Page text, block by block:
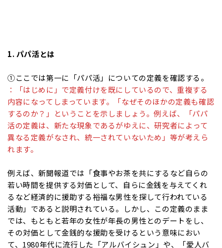
1. パパ活とは
①ここでは第一に「パパ活」についての定義を確認する。
：「はじめに」で定義付けを既にしているので、重複する
内容になってしまっています。「なぜそのほかの定義も確認
するのか？」ということを示しましょう。例えば、「パパ
活の定義は、新たな現象であるがゆえに、研究者によって
異なる定義がなされ、統一されていないため」等が考えら
れます。
例えば、新聞報道では「食事やお茶を共にするなど自らの
若い時間を提供する対価として、自らに金銭を与えてくれ
るなど経済的に援助する裕福な男性を探して行われている
活動」であると説明されている。しかし、この定義のまま
では、もともと若年の女性が年長の男性とのデートをし、
その対価として金銭的な援助を受けるという意味におい
て、1980年代に流行した「アルバイシュン」や、「愛人バ